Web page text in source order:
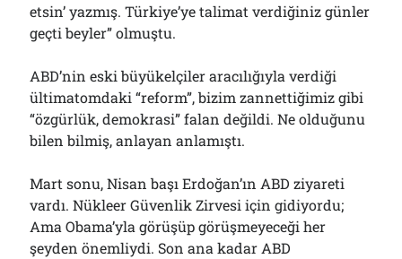
etsin’ yazmış. Türkiye’ye talimat verdiğiniz günler
geçti beyler” olmuştu.
ABD’nin eski büyükelçiler aracılığıyla verdiği
ültimatomdaki “reform”, bizim zannettiğimiz gibi
“özgürlük, demokrasi” falan değildi. Ne olduğunu
bilen bilmiş, anlayan anlamıştı.
Mart sonu, Nisan başı Erdoğan’ın ABD ziyareti
vardı. Nükleer Güvenlik Zirvesi için gidiyordu;
Ama Obama’yla görüşüp görüşmeyeceği her
şeyden önemliydi. Son ana kadar ABD